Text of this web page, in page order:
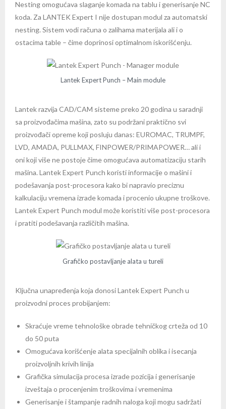
Nesting omogućava slaganje komada na tablu i generisanje NC
koda. Za LANTEK Expert I nije dostupan modul za automatski
nesting. Sistem vodi računa o zalihama materijala ali i o
ostacima table – čime doprinosi optimalnom iskorišćenju.
Lantek Expert Punch – Main module
Lantek razvija CAD/CAM sisteme preko 20 godina u saradnji
sa proizvođačima mašina, zato su podržani praktično svi
proizvođači opreme koji posluju danas: EUROMAC, TRUMPF,
LVD, AMADA, PULLMAX, FINPOWER/PRIMAPOWER… ali i
oni koji više ne postoje čime omogućava automatizaciju starih
mašina. Lantek Expert Punch koristi informacije o mašini i
podešavanja post-procesora kako bi napravio preciznu
kalkulaciju vremena izrade komada i procenio ukupne troškove.
Lantek Expert Punch modul može koristiti više post-procesora
i pratiti podešavanja različitih mašina.
Grafičko postavljanje alata u tureli
Ključna unapređenja koja donosi Lantek Expert Punch u
proizvodni proces probijanjem:
Skraćuje vreme tehnološke obrade tehničkog crteža od 10
do 50 puta
Omogućava korišćenje alata specijalnih oblika i isecanja
proizvoljnih krivih linija
Grafička simulacija procesa izrade pozicija i generisanje
izveštaja o procenjenim troškovima i vremenima
Generisanje i štampanje radnih naloga koji mogu sadržati